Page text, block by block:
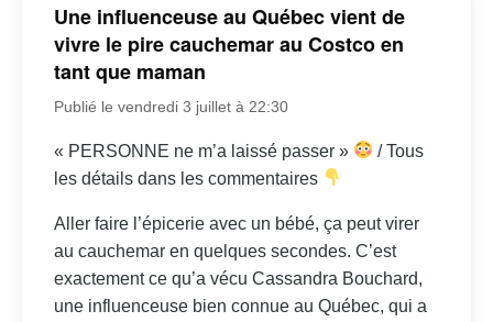
Une influenceuse au Québec vient de
vivre le pire cauchemar au Costco en
tant que maman
Publié le vendredi 3 juillet à 22:30
« PERSONNE ne m’a laissé passer »
/ Tous
les détails dans les commentaires
Aller faire l’épicerie avec un bébé, ça peut virer
au cauchemar en quelques secondes. C’est
exactement ce qu’a vécu Cassandra Bouchard,
une influenceuse bien connue au Québec, qui a